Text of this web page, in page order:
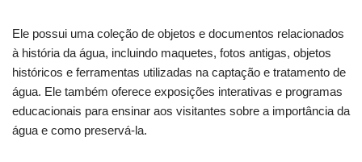
Ele possui uma coleção de objetos e documentos relacionados
à história da água, incluindo maquetes, fotos antigas, objetos
históricos e ferramentas utilizadas na captação e tratamento de
água. Ele também oferece exposições interativas e programas
educacionais para ensinar aos visitantes sobre a importância da
água e como preservá-la.